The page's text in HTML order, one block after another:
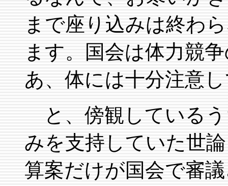
まで座り込みは終わ
ます。国会は体力競
あ、体には十分注意
と、傍観している
みを支持していた世
算案だけが国会で審